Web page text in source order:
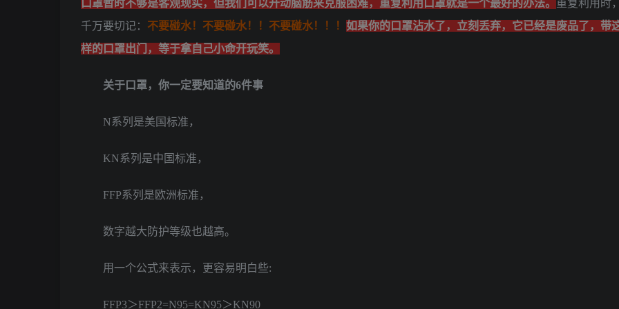
口罩暂时不够是客观现实，但我们可以开动脑筋来克服困难，重复利用口罩就是一个最好的办法。
重复利用时
千万要切记： 不要碰水！不要碰水！！不要碰水！！！ 如果你的口罩沾水了，立刻丢弃，它已经是废品了，带
样的口罩出门，等于拿自己小命开玩笑。
关于口罩， 你一定要知道的6件事
N系列是美国标准，
KN系列是中国标准，
FFP系列是欧洲标准，
数字越大防护等级也越高。
用一个公式来表示，更容易明白些:
FFP3＞FFP2=N95=KN95＞KN90